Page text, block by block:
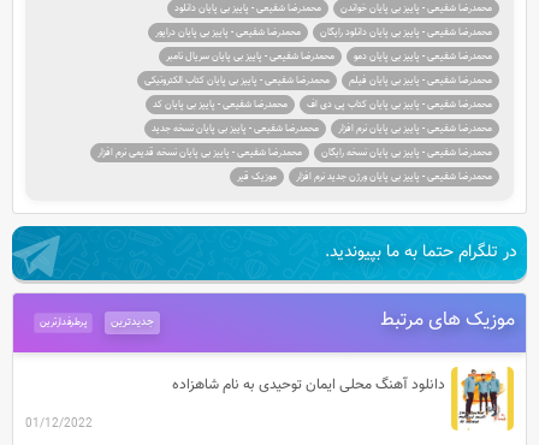
محمدرضا شفیعی - پاییز بی پایان خواندن
محمدرضا شفیعی - پاییز بی پایان دانلود
محمدرضا شفیعی - پاییز بی پایان دانلود رایگان
محمدرضا شفیعی - پاییز بی پایان درایور
محمدرضا شفیعی - پاییز بی پایان دمو
محمدرضا شفیعی - پاییز بی پایان سریال نامبر
محمدرضا شفیعی - پاییز بی پایان فیلم
محمدرضا شفیعی - پاییز بی پایان کتاب الکترونیکی
محمدرضا شفیعی - پاییز بی پایان کتاب پی دی اف
محمدرضا شفیعی - پاییز بی پایان کد
محمدرضا شفیعی - پاییز بی پایان نرم افزار
محمدرضا شفیعی - پاییز بی پایان نسخه جدید
محمدرضا شفیعی - پاییز بی پایان نسخه رایگان
محمدرضا شفیعی - پاییز بی پایان نسخه قدیمی نرم افزار
محمدرضا شفیعی - پاییز بی پایان ورژن جدید نرم افزار
موزیک قیر
در تلگرام حتما به ما بپیوندید.
موزیک های مرتبط پرطرفدارترین جدیدترین
دانلود آهنگ محلی ایمان توحیدی به نام شاهزاده
01/12/2022